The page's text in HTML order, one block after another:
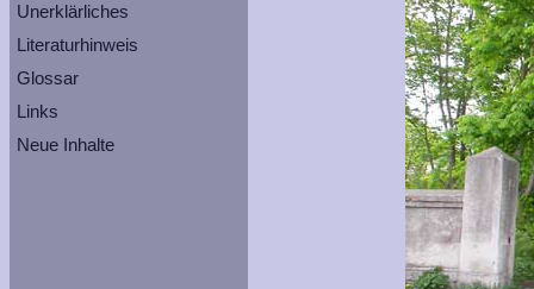
Unerklärliches
Literaturhinweis
Glossar
Links
Neue Inhalte